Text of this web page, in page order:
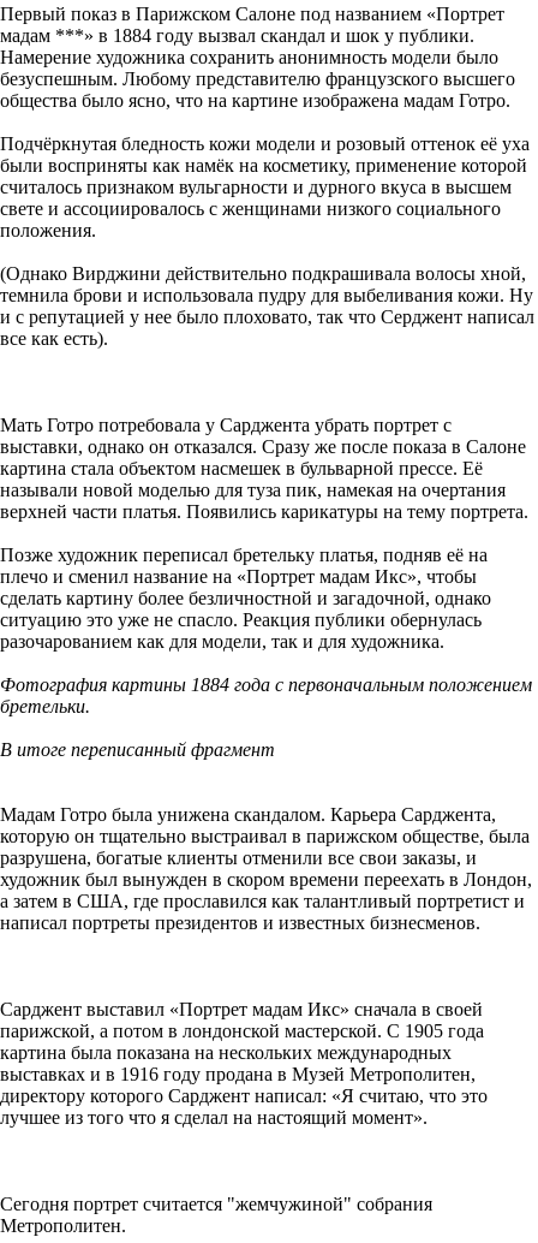
Первый показ в Парижском Салоне под названием «Портрет
мадам ***» в 1884 году вызвал скандал и шок у публики.
Намерение художника сохранить анонимность модели было
безуспешным. Любому представителю французского высшего
общества было ясно, что на картине изображена мадам Готро.
Подчёркнутая бледность кожи модели и розовый оттенок её уха
были восприняты как намёк на косметику, применение которой
считалось признаком вульгарности и дурного вкуса в высшем
свете и ассоциировалось с женщинами низкого социального
положения.
(Однако Вирджини действительно подкрашивала волосы хной,
темнила брови и использовала пудру для выбеливания кожи. Ну
и с репутацией у нее было плоховато, так что Серджент написал
все как есть).
Мать Готро потребовала у Сарджента убрать портрет с
выставки, однако он отказался. Сразу же после показа в Салоне
картина стала объектом насмешек в бульварной прессе. Её
называли новой моделью для туза пик, намекая на очертания
верхней части платья. Появились карикатуры на тему портрета.
Позже художник переписал бретельку платья, подняв её на
плечо и сменил название на «Портрет мадам Икс», чтобы
сделать картину более безличностной и загадочной, однако
ситуацию это уже не спасло. Реакция публики обернулась
разочарованием как для модели, так и для художника.
Фотография картины 1884 года с первоначальным положением
бретельки.
В итоге переписанный фрагмент
Мадам Готро была унижена скандалом. Карьера Сарджента,
которую он тщательно выстраивал в парижском обществе, была
разрушена, богатые клиенты отменили все свои заказы, и
художник был вынужден в скором времени переехать в Лондон,
а затем в США, где прославился как талантливый портретист и
написал портреты президентов и известных бизнесменов.
Сарджент выставил «Портрет мадам Икс» сначала в своей
парижской, а потом в лондонской мастерской. С 1905 года
картина была показана на нескольких международных
выставках и в 1916 году продана в Музей Метрополитен,
директору которого Сарджент написал: «Я считаю, что это
лучшее из того что я сделал на настоящий момент».
Сегодня портрет считается "жемчужиной" собрания
Метрополитен.